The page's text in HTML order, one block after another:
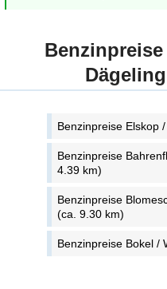
Benzinpreise Elskop
Benzinpreise
4.39 km)
Benzinpreise
(ca. 9.30 km)
Benzinpreise Bokel /